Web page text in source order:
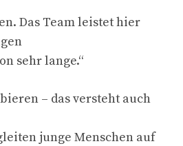
Das Team leistet hier
sehr lange.“
– das versteht auch
junge Menschen auf